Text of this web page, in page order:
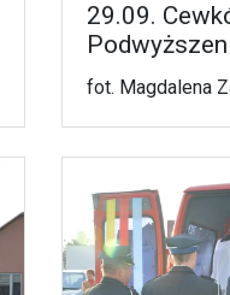
29.09.
fot. Magdalena